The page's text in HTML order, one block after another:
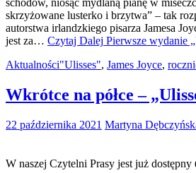
skrzyżowane lusterko i brzytwa” – tak
autorstwa irlandzkiego pisarza Jamesa
jest za… Czytaj Dalej Pierwsze wydanie
Aktualności"Ulisses", James Joyce,
Wkrótce na półce –
22 października 2021 Martyna
W naszej Czytelni Prasy jest już